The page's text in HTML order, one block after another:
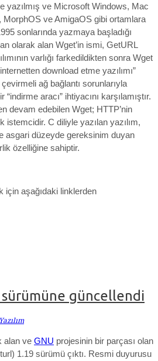
yazılmış ve Microsoft Windows, Mac
ve AmigaOS gibi ortamlara
sonlarında yazmaya başladığı
olarak alan Wget’in ismi, GetURL
varlığı farkedildikten sonra Wget
download etme yazılımı”
ağ bağlantı sorunlarıyla
aracı” ihtiyacını karşılamıştır.
devam edebilen Wget; HTTP’nin
istemcidir. C diliyle yazılan yazılım,
asgari düzeyde gereksinim duyan
özelliğine sahiptir.
için aşağıdaki linklerden
sürümüne güncellendi
Yazılım
alan ve GNU projesinin bir parçası olan
1.19 sürümü çıktı. Resmi duyurusu